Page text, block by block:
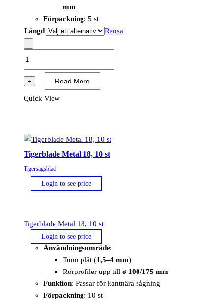
mm
Förpackning: 5 st
Längd
Rensa
-
14,
st
+ Read More
Quick View
Tigerblade Metal 18, 10 st
Tigersågsblad
Login to see price
Tigerblade Metal 18, 10 st
Login to see price
Användningsområde:
Tunn plåt (1,5–4 mm)
Rörprofiler upp till ø 100/175 mm
Funktion: Passar för kantnära sågning
Förpackning: 10 st